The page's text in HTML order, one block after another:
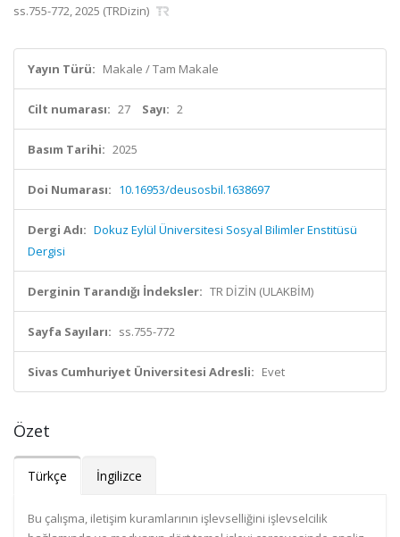
ss.755-772, 2025 (TRDizin)
Yayın Türü: Makale / Tam Makale
Cilt numarası: 27 Sayı: 2
Basım Tarihi: 2025
Doi Numarası: 10.16953/deusosbil.1638697
Dergi Adı: Dokuz Eylül Üniversitesi Sosyal Bilimler Enstitüsü
Dergisi
Derginin Tarandığı İndeksler: TR DİZİN (ULAKBİM)
Sayfa Sayıları: ss.755-772
Sivas Cumhuriyet Üniversitesi Adresli: Evet
Özet
Türkçe İngilizce
Bu çalışma, iletişim kuramlarının işlevselliğini işlevselcilik